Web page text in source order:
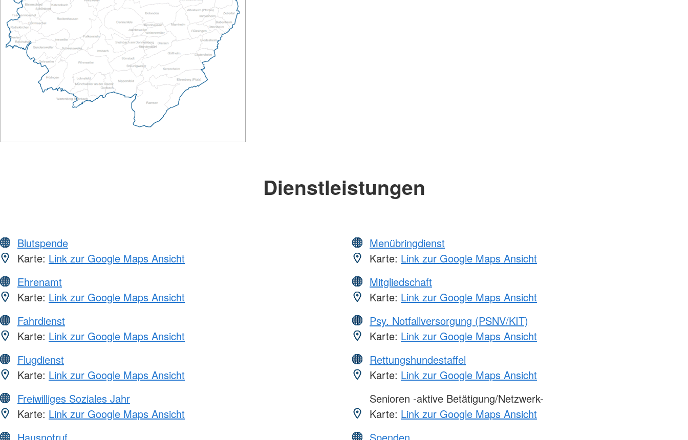
Dienstleistungen
Blutspende
Karte: Link zur Google Maps Ansicht
Ehrenamt
Karte: Link zur Google Maps Ansicht
Fahrdienst
Karte: Link zur Google Maps Ansicht
Flugdienst
Karte: Link zur Google Maps Ansicht
Freiwilliges Soziales Jahr
Karte: Link zur Google Maps Ansicht
Menübringdienst
Karte: Link zur Google Maps Ansicht
Mitgliedschaft
Karte: Link zur Google Maps Ansicht
Psy. Notfallversorgung (PSNV/KIT)
Karte: Link zur Google Maps Ansicht
Rettungshundestaffel
Karte: Link zur Google Maps Ansicht
Senioren -aktive Betätigung/Netzwerk-
Karte: Link zur Google Maps Ansicht